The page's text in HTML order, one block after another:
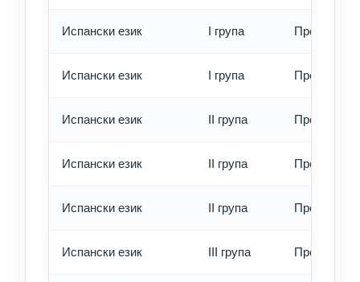
Испански език I група Превод -
Испански език I група Превод -
Испански език II група Превод -
Испански език II група Превод -
Испански език II група Превод -
Испански език III група Превод -